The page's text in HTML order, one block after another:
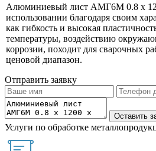
Алюминиевый лист АМГ6М 0.8 х
использовании благодаря своим
как гибкость и высокая
температуры, воздействию
коррозии, походит для сварочных
ценовой диапазон.
Отправить заявку
Услуги по обработке